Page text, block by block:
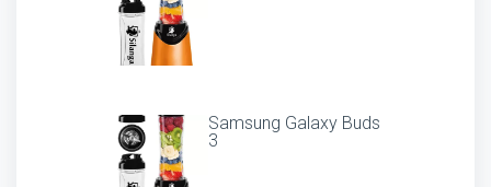
Samsung Galaxy Buds
3